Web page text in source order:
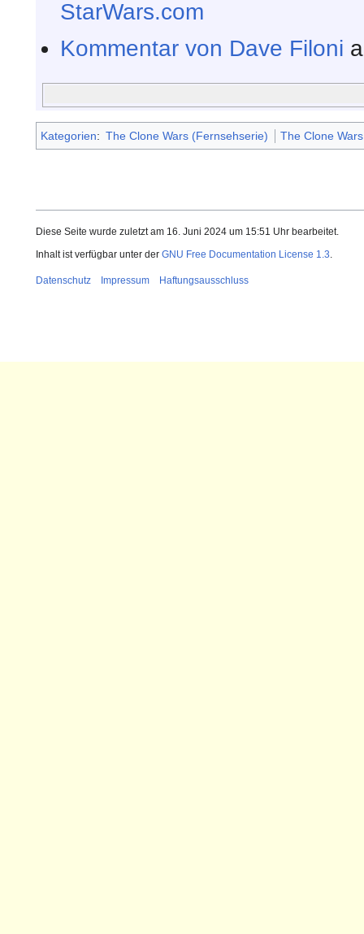
StarWars.com
Kommentar von Dave Filoni
Kategorien: The Clone Wars (Fernsehserie) The Clone
Diese Seite wurde zuletzt am 16. Juni 2024 um 15:51 Uhr bearbeitet.
Inhalt ist verfügbar unter der GNU Free Documentation License 1.3
Datenschutz Impressum Haftungsausschluss